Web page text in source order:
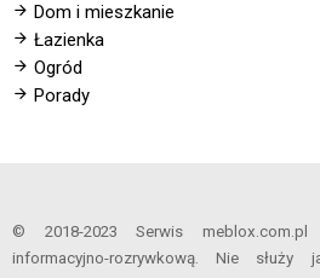
Dom i mieszkanie
Łazienka
Ogród
Porady
© 2018-2023 Serwis
informacyjno-rozrywkową. Nie